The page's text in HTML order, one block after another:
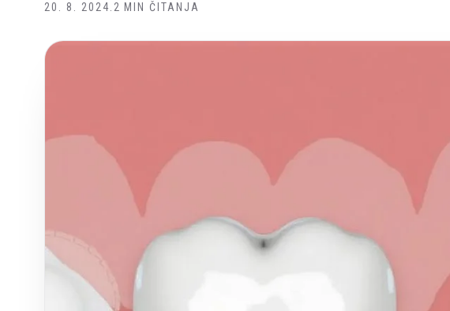
20. 8. 2024. 2 MIN ČITANJA